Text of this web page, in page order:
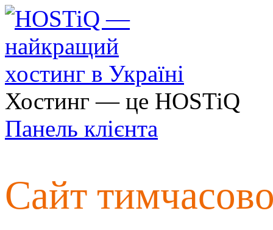
Хостинг — це HOSTiQ
Панель клієнта
Сайт